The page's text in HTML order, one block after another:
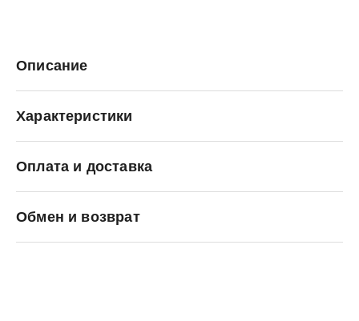
Описание
Характеристики
Оплата и доставка
Обмен и возврат